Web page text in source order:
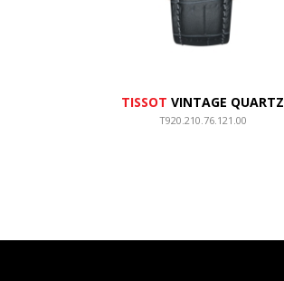
TISSOT VINTAGE QUARTZ
T920.210.76.121.00